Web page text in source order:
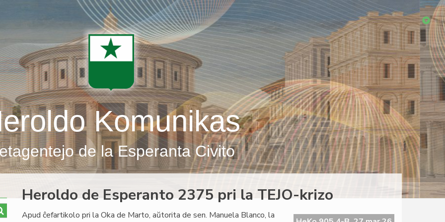
Komunikas
de la Esperanta Civito
Heroldo de Esperanto 2375 pri la TEJO-krizo
Apud ĉefartikolo pri la Oka de Marto, aŭtorita de sen. Manuela Blanco, la